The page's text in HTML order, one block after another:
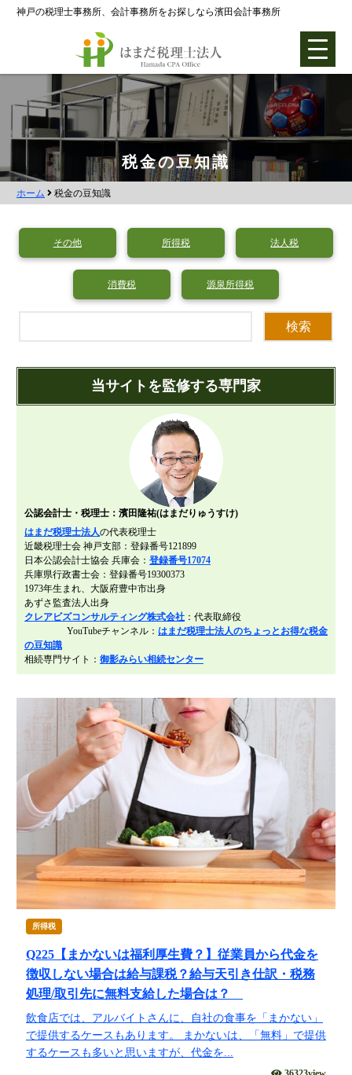
神戸の税理士事務所、会計事務所をお探しなら濱田会計事務所
ホーム
各種支援業務
会社設立支援
会社設立0円プラン
株式会社設立
財団法人設立
NPO法人設立
当事務所に依頼するメリット
経営革新計画取得支援
経営革新計画の内容
計画を立てることで見えてくるもの
承認のメリット
承認要件
留意事項
当税理士法人のサービス
資金調達支援
融資による資金調達について
金融機関の融資のポイント
金融機関から調達するメリットとデメリット
VCによる資金調達
料金案内
創業3年目までの特別料金
他の税理士事務所からの切り替えの場合
ベンチャー企業応援パック
記帳代行/その他
個人事業主のお客様
事務所案内
税金の豆知識
ホーム 税金の豆知識
その他 所得税 法人税
消費税 源泉所得税
当サイトを監修する専門家
公認会計士・税理士：濱田隆祐(はまだりゅうすけ)
はまだ税理士法人の代表税理士
近畿税理士会 神戸支部：登録番号121899
日本公認会計士協会 兵庫会： 登録番号17074
兵庫県行政書士会：登録番号19300373
1973年生まれ、大阪府豊中市出身
あずさ監査法人出身
クレアビズコンサルティング株式会社 ：代表取締役
YouTubeチャンネル： はまだ税理士法人のちょっとお得な税金
の豆知識
相続専門サイト： 御影みらい相続センター
所得税
Q225【まかないは福利厚生費？】従業員から代金を
徴収しない場合は給与課税？給与天引き仕訳・税務
処理/取引先に無料支給した場合は？
飲食店では、アルバイトさんに、自社の食事を「まかない」
で提供するケースもあります。 まかないは、「無料」で提供
するケースも多いと思いますが、代金を...